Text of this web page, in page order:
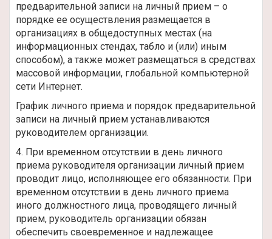
предварительной записи на личный прием – о
порядке ее осуществления размещается в
организациях в общедоступных местах (на
информационных стендах, табло и (или) иным
способом), а также может размещаться в средствах
массовой информации, глобальной компьютерной
сети Интернет.
График личного приема и порядок предварительной
записи на личный прием устанавливаются
руководителем организации.
4. При временном отсутствии в день личного
приема руководителя организации личный прием
проводит лицо, исполняющее его обязанности. При
временном отсутствии в день личного приема
иного должностного лица, проводящего личный
прием, руководитель организации обязан
обеспечить своевременное и надлежащее